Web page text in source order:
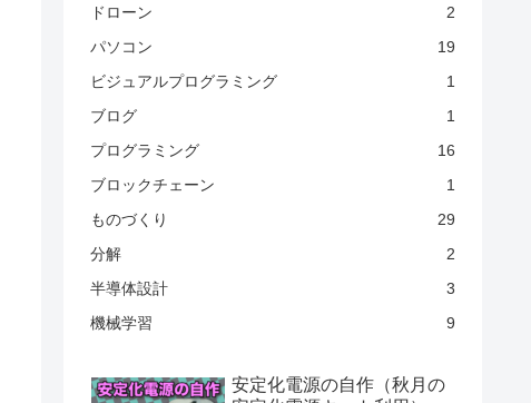
ドローン
2
パソコン
19
ビジュアルプログラミング
1
ブログ
1
プログラミング
16
ブロックチェーン
1
ものづくり
29
分解
2
半導体設計
3
機械学習
9
安定化電源の自作（秋月の